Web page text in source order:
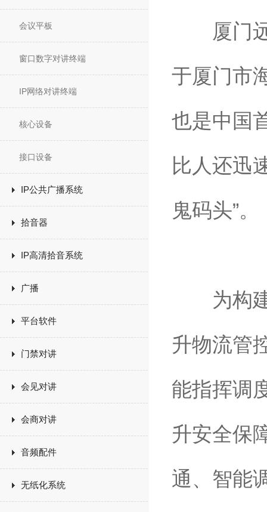
会议平板
窗口数字对讲终端
IP网络对讲终端
核心设备
接口设备
IP公共广播系统
拾音器
IP高清拾音系统
广播
平台软件
门禁对讲
会见对讲
会商对讲
音频配件
无纸化系统
厦门远
于厦门市
也是中国
比人还迅
鬼码头”。
为构建
升物流管
能指挥调
升安全保
通、智能